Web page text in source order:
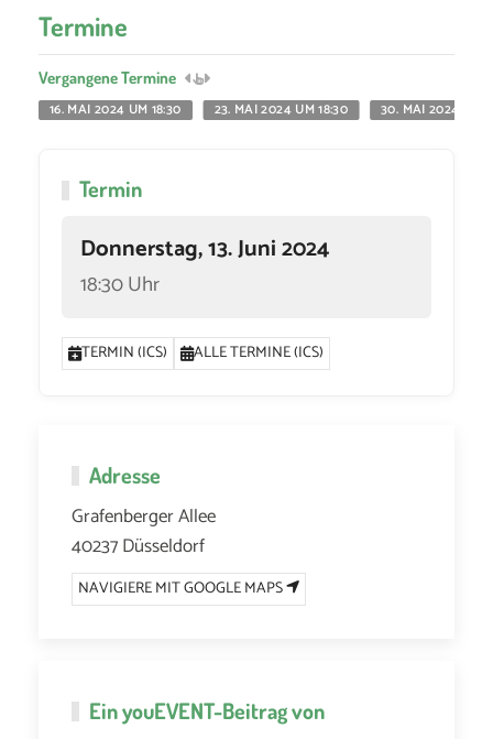
Termine
Vergangene Termine
16. MAI 2024 UM 18:30
23. MAI 2024 UM 18:30 30. MAI 2024 UM
Termin
Donnerstag, 13. Juni 2024
18:30 Uhr
TERMIN (ICS) ALLE TERMINE (ICS)
Adresse
Grafenberger Allee
40237 Düsseldorf
NAVIGIERE MIT GOOGLE MAPS
EinyouEVENT-Beitrag von